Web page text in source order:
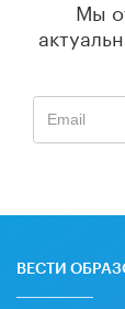
Мы
ВЕСТИ